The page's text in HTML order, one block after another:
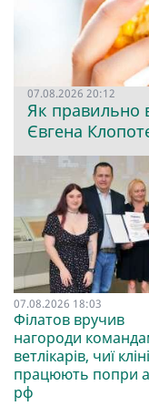
07.08.2026 20:12
Як правильно
Євгена
07.08.2026 18:03
Філатов вручив
нагороди
ветлікарів, чиї
працюють попри
рф